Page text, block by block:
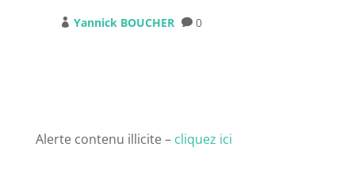
 Yannick BOUCHER  0
Alerte contenu illicite – cliquez ici